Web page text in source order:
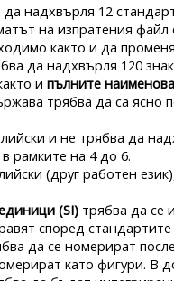
да надхвърля 12
на изпратения файл
както и да
да надхвърля 120
и пълните
трябва да са
и не трябва да
рамките на 4 до 6.
(друг работен
(SI) трябва да се
според
да се номерират
като фигури. В